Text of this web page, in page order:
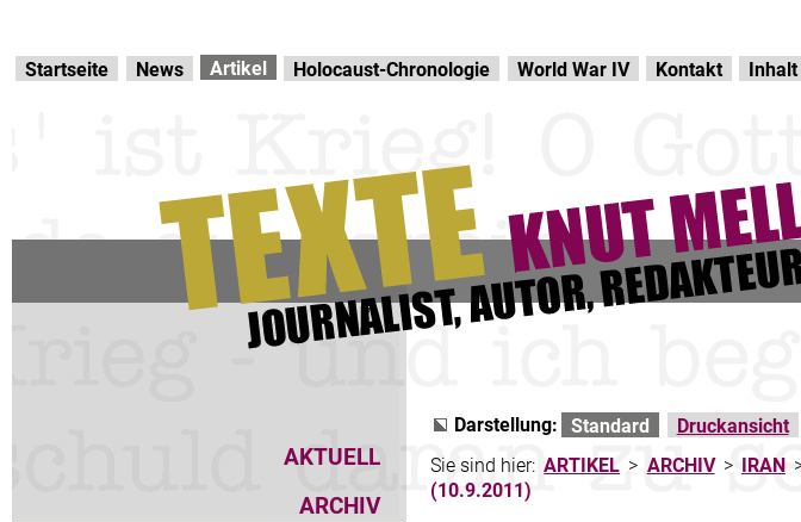
Startseite
News Artikel Holocaust-Chronologie World War IV Kontakt Inhalt
AKTUELL
ARCHIV
Darstellung: Standard
Druckansicht
Sie sind hier: ARTIKEL > ARCHIV > IRAN
(10.9.2011)